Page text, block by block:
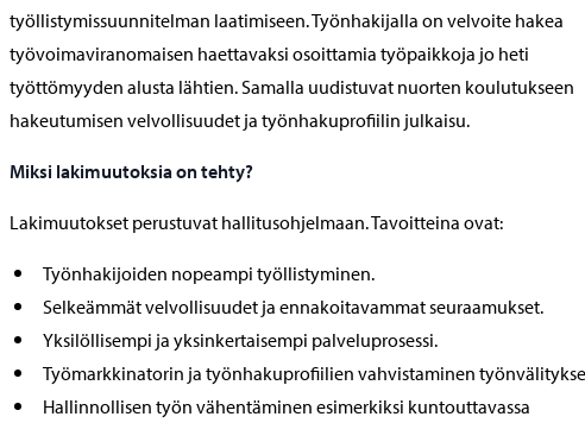
työllistymissuunnitelman laatimiseen. Työnhakijalla on velvoite hakea
työvoimaviranomaisen haettavaksi osoittamia työpaikkoja jo heti
työttömyyden alusta lähtien. Samalla uudistuvat nuorten koulutukseen
hakeutumisen velvollisuudet ja työnhakuprofiilin julkaisu.
Miksi lakimuutoksia on tehty?
Lakimuutokset perustuvat hallitusohjelmaan. Tavoitteina ovat:
Työnhakijoiden nopeampi työllistyminen.
Selkeämmät velvollisuudet ja ennakoitavammat seuraamukset.
Yksilöllisempi ja yksinkertaisempi palveluprosessi.
Työmarkkinatorin ja työnhakuprofiilien vahvistaminen
Hallinnollisen työn vähentäminen esimerkiksi kuntouttavassa